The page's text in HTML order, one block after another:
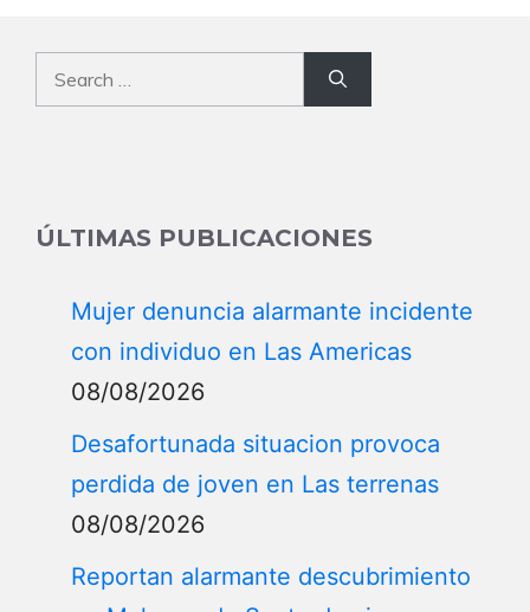
Search
for:
ÚLTIMAS PUBLICACIONES
Mujer denuncia alarmante incidente
con individuo en Las Americas
08/08/2026
Desafortunada situacion provoca
perdida de joven en Las terrenas
08/08/2026
Reportan alarmante descubrimiento